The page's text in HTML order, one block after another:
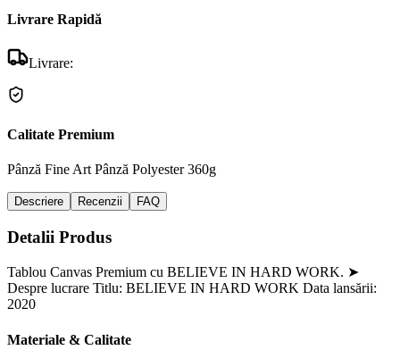
Livrare Rapidă
Livrare:
Calitate Premium
Pânză Fine Art Pânză Polyester 360g
Descriere Recenzii FAQ
Detalii Produs
Tablou Canvas Premium cu BELIEVE IN HARD WORK. ➤
Despre lucrare Titlu: BELIEVE IN HARD WORK Data lansării:
2020
Materiale & Calitate